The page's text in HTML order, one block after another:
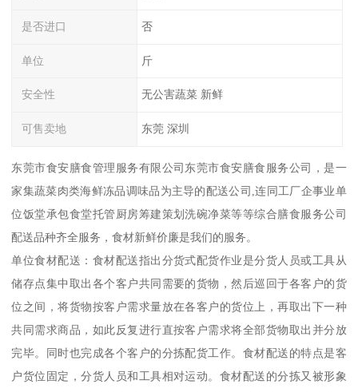
是否进口 否
单位 斤
安全性 无公害蔬菜 新鲜
可售卖地 东莞 深圳
东莞市食安膳食管理服务有限公司东莞市食安膳食服务公司，是一
家集蔬菜肉类海鲜冻品调味品为主导的配送公司,连同工厂企事业单
位饭堂承包食堂托管厨房筹建策划洗碗净菜等等综合膳食服务公司
配送品种齐全服务，食材新鲜价廉是我们的服务。
单位食材配送：食材配送指出分货式配货作业是分货人员或工具从
储存点集中取出各个客户共同需要的货物，然后巡回于各客户的货
位之间，将货物按客户需求量放在各客户的货位上，再取出下一种
共同需求商品，如此反复进行直按客户需求将全部货物取出并分放
完毕。同时也完成各个客户的分拣配货工作。食材配送的特点是客
户货位固定，分货人员和工具相对运动。食材配送的分拣又被形象